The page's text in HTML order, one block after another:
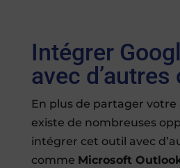
Intégrer
avec
En plus de partager votre
existe de nombreuses
intégrer cet outil avec
comme Microsoft